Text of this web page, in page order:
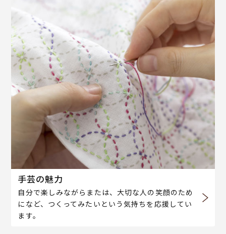
手芸の魅力
自分で楽しみながらまたは、大切な人の笑顔のため
になど、つくってみたいという気持ちを応援してい
ます。